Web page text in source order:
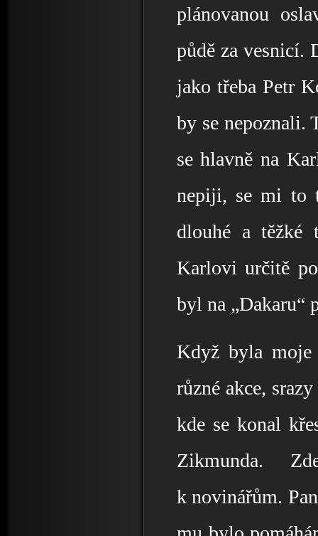
plánovanou
půdě za vesnicí.
jako třeba Petr
by se nepoznali.
se hlavně na
nepiji, se mi to
dlouhé a těžké
Karlovi určitě
byl na „Dakaru“
Když byla moje
různé akce,
kde se konal
Zikmunda.
k novinářům.